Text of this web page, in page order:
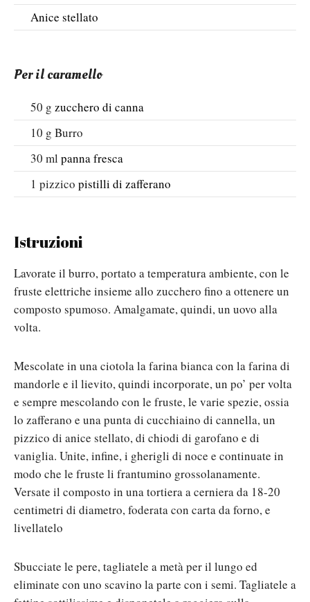
Anice stellato
Per il caramello
50 g zucchero di canna
10 g Burro
30 ml panna fresca
1 pizzico pistilli di zafferano
Istruzioni
Lavorate il burro, portato a temperatura ambiente, con le
fruste elettriche insieme allo zucchero fino a ottenere un
composto spumoso. Amalgamate, quindi, un uovo alla
volta.
Mescolate in una ciotola la farina bianca con la farina di
mandorle e il lievito, quindi incorporate, un po’ per volta
e sempre mescolando con le fruste, le varie spezie, ossia
lo zafferano e una punta di cucchiaino di cannella, un
pizzico di anice stellato, di chiodi di garofano e di
vaniglia. Unite, infine, i gherigli di noce e continuate in
modo che le fruste li frantumino grossolanamente.
Versate il composto in una tortiera a cerniera da 18-20
centimetri di diametro, foderata con carta da forno, e
livellatelo
Sbucciate le pere, tagliatele a metà per il lungo ed
eliminate con uno scavino la parte con i semi. Tagliatele a